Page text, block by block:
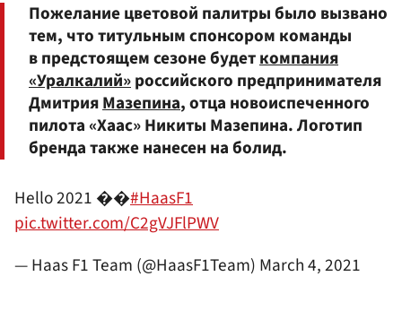
Пожелание цветовой палитры было вызвано
тем, что титульным спонсором команды
в предстоящем сезоне будеткомпания
«Уралкалий»российского предпринимателя
ДмитрияМазепина, отца новоиспеченного
пилота «Хаас» Никиты Мазепина. Логотип
бренда также нанесен на болид.
Hello 2021 ��#HaasF1
pic.twitter.com/C2gVJFlPWV
— Haas F1 Team (@HaasF1Team) March 4, 2021